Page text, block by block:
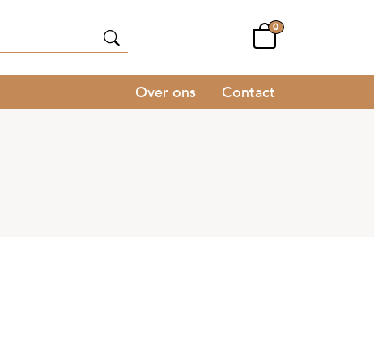
0
Over ons Contact